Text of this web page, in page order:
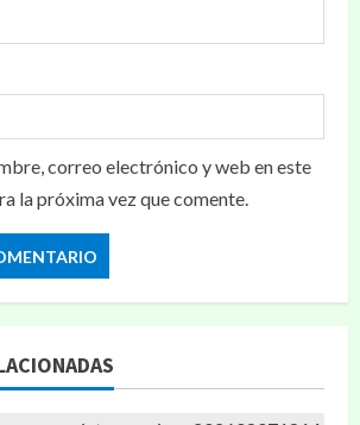
correo electrónico y web en este
la próxima vez que comente.